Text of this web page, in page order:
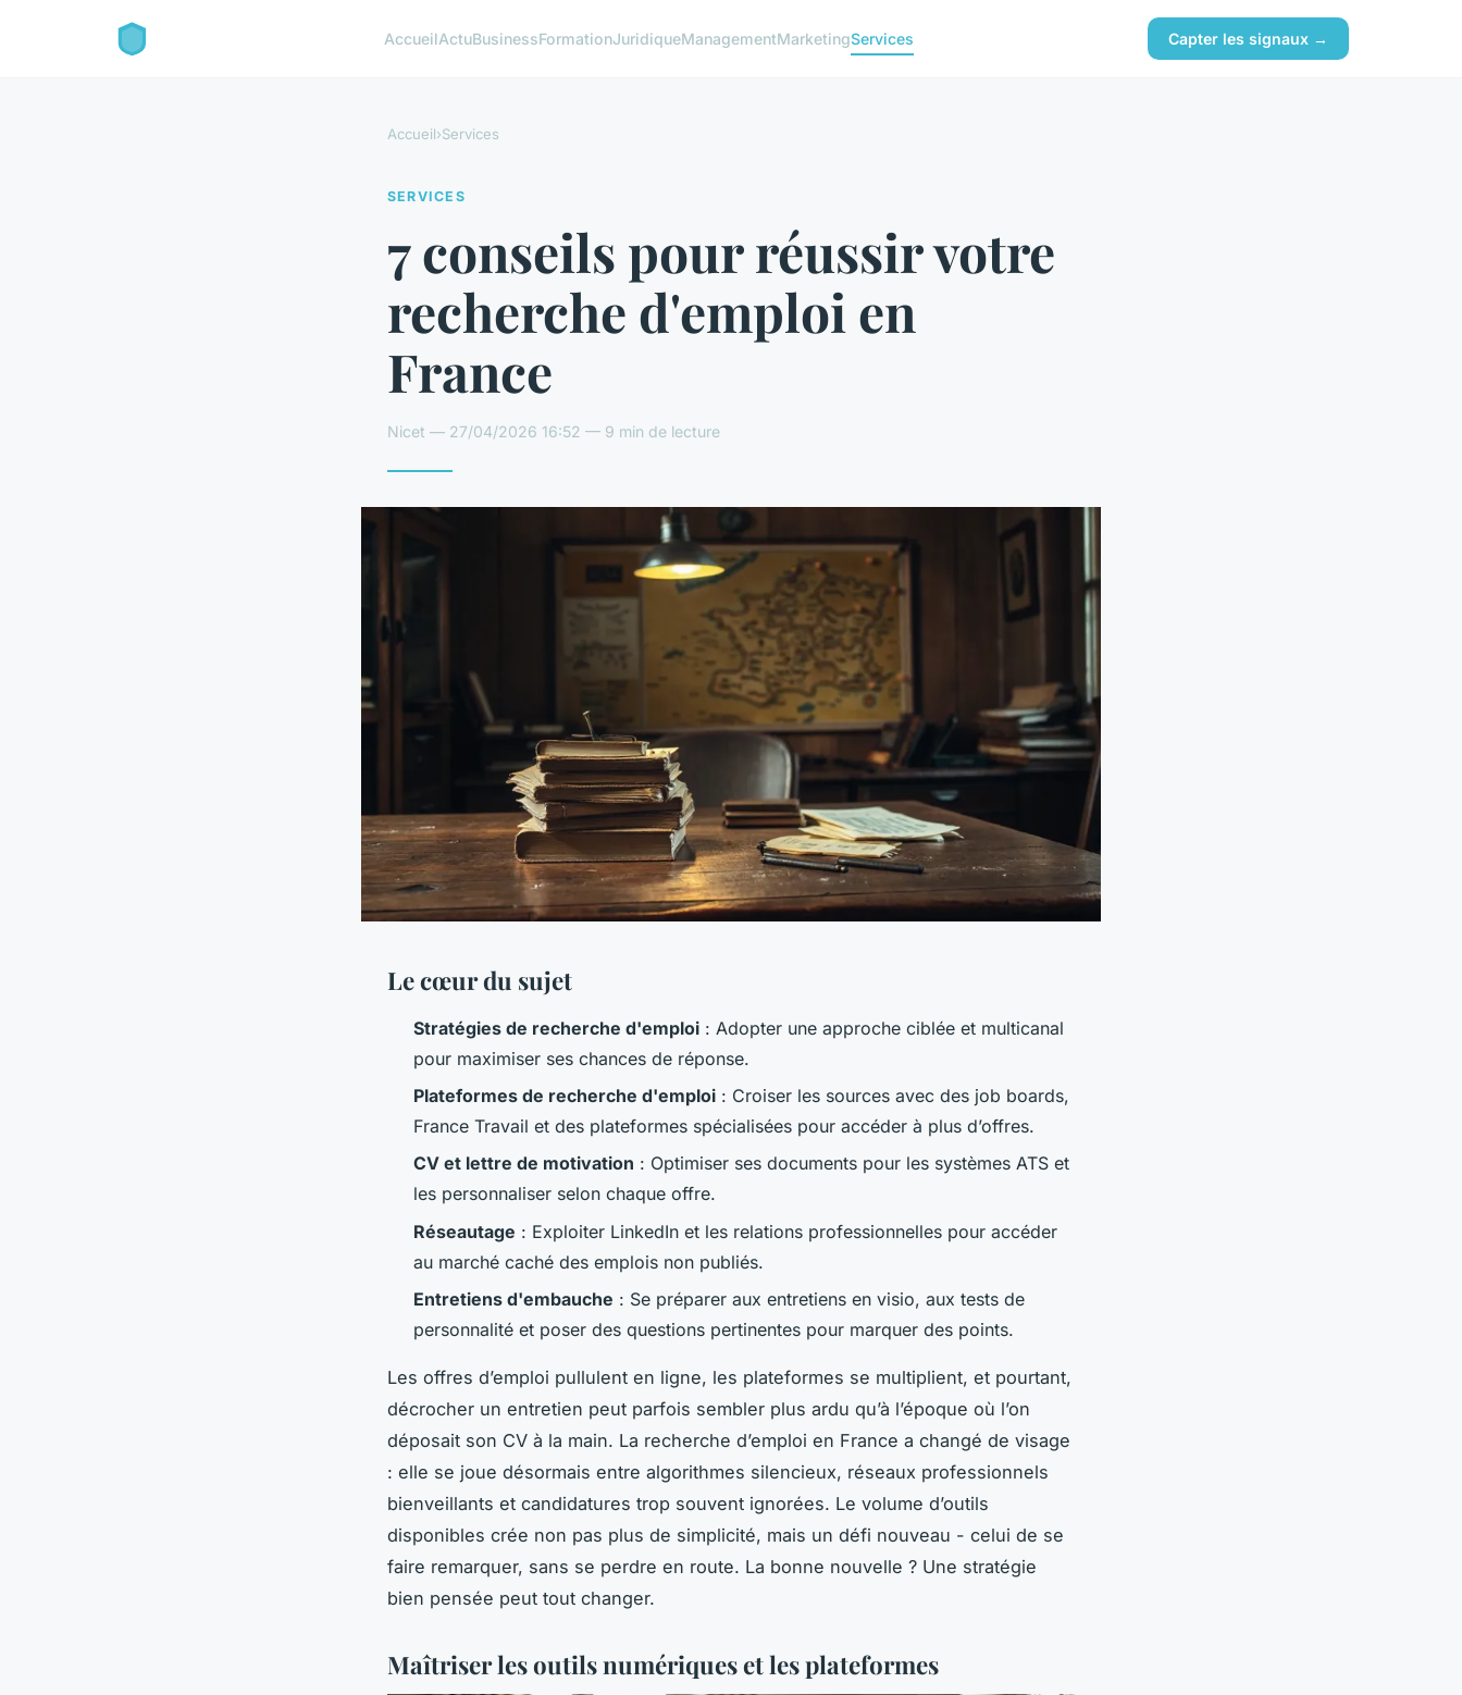
AccueilActuBusinessFormationJuridiqueManagementMarketingServices Capter les signaux →
Accueil›Services
SERVICES
7 conseils pour réussir votre
recherche d'emploi en
France
Nicet — 27/04/2026 16:52 — 9 min de lecture
Le cœur du sujet
Stratégies de recherche d'emploi : Adopter une approche ciblée et multicanal
pour maximiser ses chances de réponse.
Plateformes de recherche d'emploi : Croiser les sources avec des job boards,
France Travail et des plateformes spécialisées pour accéder à plus d’offres.
CV et lettre de motivation : Optimiser ses documents pour les systèmes ATS et
les personnaliser selon chaque offre.
Réseautage : Exploiter LinkedIn et les relations professionnelles pour accéder
au marché caché des emplois non publiés.
Entretiens d'embauche : Se préparer aux entretiens en visio, aux tests de
personnalité et poser des questions pertinentes pour marquer des points.
Les offres d’emploi pullulent en ligne, les plateformes se multiplient, et pourtant,
décrocher un entretien peut parfois sembler plus ardu qu’à l’époque où l’on
déposait son CV à la main. La recherche d’emploi en France a changé de visage
: elle se joue désormais entre algorithmes silencieux, réseaux professionnels
bienveillants et candidatures trop souvent ignorées. Le volume d’outils
disponibles crée non pas plus de simplicité, mais un défi nouveau - celui de se
faire remarquer, sans se perdre en route. La bonne nouvelle ? Une stratégie
bien pensée peut tout changer.
Maîtriser les outils numériques et les plateformes